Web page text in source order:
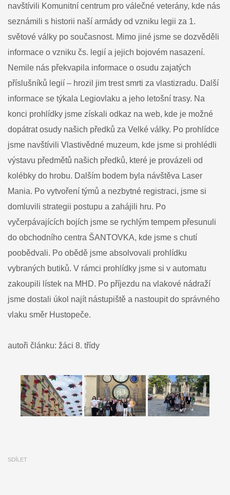
navštívili Komunitní centrum pro válečné veterány, kde nás
seznámili s historii naší armády od vzniku legii za 1.
světové války po současnost. Mimo jiné jsme se dozvěděli
informace o vzniku čs. legií a jejich bojovém nasazení.
Nemile nás překvapila informace o osudu zajatých
příslušníků legií – hrozil jim trest smrti za vlastizradu. Další
informace se týkala Legiovlaku a jeho letošní trasy. Na
konci prohlídky jsme získali odkaz na web, kde je možné
dopátrat osudy našich předků za Velké války. Po prohlídce
jsme navštívili Vlastivědné muzeum, kde jsme si prohlédli
výstavu předmětů našich předků, které je provázeli od
kolébky do hrobu. Dalším bodem byla návštěva Laser
Mania. Po vytvoření týmů a nezbytné registraci, jsme si
domluvili strategii postupu a zahájili hru. Po
vyčerpávajících bojích jsme se rychlým tempem přesunuli
do obchodního centra ŠANTOVKA, kde jsme s chutí
poobědvali. Po obědě jsme absolvovali prohlídku
vybraných butiků. V rámci prohlídky jsme si v automatu
zakoupili lístek na MHD. Po příjezdu na vlakové nádraží
jsme dostali úkol najít nástupiště a nastoupit do správného
vlaku směr Hustopeče.
autoři článku: žáci 8. třídy
SDÍLET